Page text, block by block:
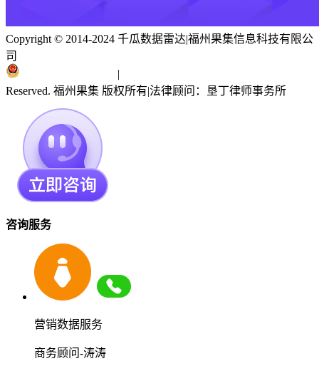
Copyright © 2014-2024 千瓜数据雷达|福州果集信息科技有限公
司
|
Reserved. 福州果集 版权所有|法律顾问：垦丁律师事务所
咨询服务
营销数据服务
商务顾问-涛涛